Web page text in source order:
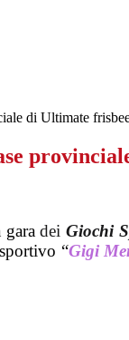
di Ultimate
garadei Giochi
“Gigi